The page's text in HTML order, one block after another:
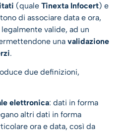
(quale Tinexta Infocert) e
di associare data e ora,
valide, ad un
una validazione
.
due definizioni,
elettronica: dati in forma
altri dati in forma
ora e data, così da